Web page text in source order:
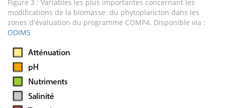
Figure 3 : Variables les plus importantes concernant les
modifications de la biomasse du phytoplancton dans les
zones d'évaluation du programme COMP4. Disponible via :
ODIMS